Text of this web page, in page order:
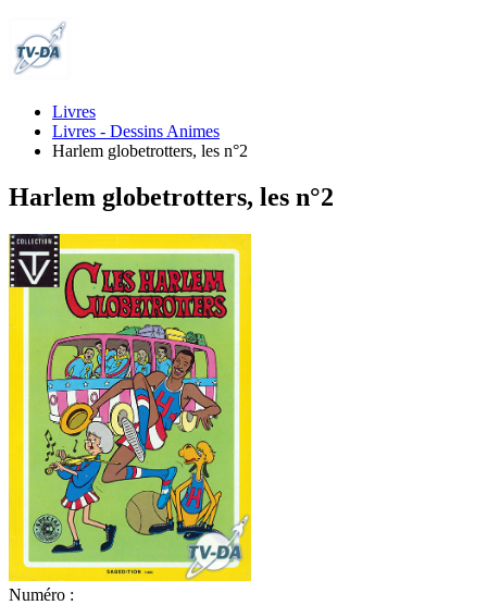
Livres
Livres - Dessins Animes
Harlem globetrotters, les n°2
Harlem globetrotters, les n°2
Numéro :